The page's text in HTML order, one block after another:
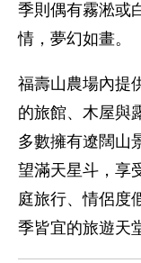
季則偶有霧淞或
情，夢幻如畫。
福壽山農場內提
的旅館、木屋與
多數擁有遼闊山
望滿天星斗，享
庭旅行、情侶度
季皆宜的旅遊天